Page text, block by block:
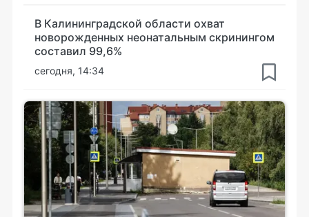
В Калининградской области охват
новорожденных неонатальным скринингом
составил 99,6%
сегодня, 14:34